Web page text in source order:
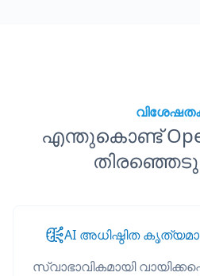
എന്തുകൊണ്ട്
AI അധിഷ്ഠിത
സ്വാഭാവികമായി